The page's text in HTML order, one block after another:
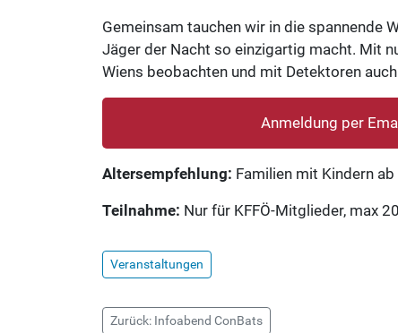
Familienexkursion,
Wien
Gemeinsam tauchen wir in die spannende
Jäger der Nacht so einzigartig macht. Mit
Wiens beobachten und mit Detektoren
Anmeldung per
Altersempfehlung: Familien mit Kindern
Teilnahme: Nur für KFFÖ-Mitglieder, max
Veranstaltungen
Zurück: Infoabend ConBats